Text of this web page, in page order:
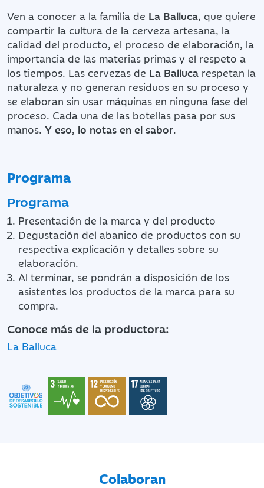
Ven a conocer a la familia de La Balluca, que quiere
compartir la cultura de la cerveza artesana, la
calidad del producto, el proceso de elaboración, la
importancia de las materias primas y el respeto a
los tiempos. Las cervezas de La Balluca respetan la
naturaleza y no generan residuos en su proceso y
se elaboran sin usar máquinas en ninguna fase del
proceso. Cada una de las botellas pasa por sus
manos. Y eso, lo notas en el sabor.
Programa
Programa
Presentación de la marca y del producto
Degustación del abanico de productos con su
respectiva explicación y detalles sobre su
elaboración.
Al terminar, se pondrán a disposición de los
asistentes los productos de la marca para su
compra.
Conoce más de la productora:
La Balluca
Colaboran